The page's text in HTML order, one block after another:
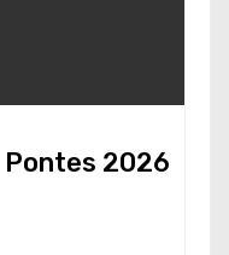
Pontes 2026